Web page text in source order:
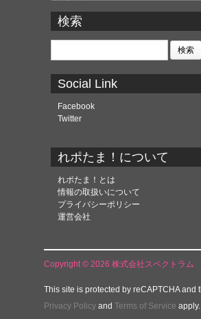
カ
イ
ブ
検索
検
Social Link
Facebook
Twitter
れポたま！について
れポたま！とは
情報の取扱いについて
プライバシーポリシー
運営会社
Copyright © 2026 株式会社スペクトラム
This site is protected by reCAPTCHA and
Privacy Policy and Terms of Service apply.